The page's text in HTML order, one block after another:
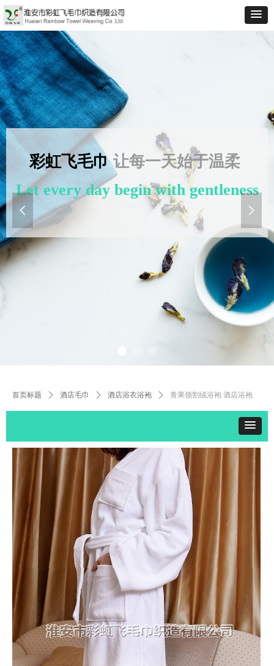
彩虹飞毛巾 让每一天始于温柔
Let every day begin with gentleness
넳 넲
首页标题 ꄲ 酒店毛巾 ꄲ 酒店浴衣浴袍 ꄲ 青果领割绒浴袍 酒店浴袍